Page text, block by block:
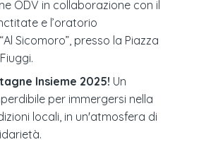
ODV in collaborazione con il
e l’oratorio
Sicomoro”, presso la Piazza
Insieme 2025! Un
per immergersi nella
locali, in un'atmosfera di